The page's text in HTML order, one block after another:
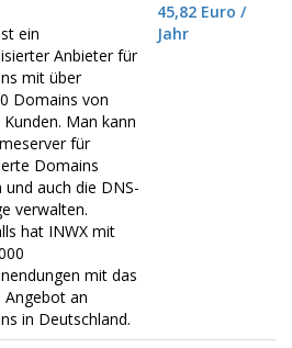
ein
Anbieter für
mit über
Domains von
Kunden. Man kann
für
Domains
und auch die DNS-
verwalten.
hat INWX mit
mit das
an
in Deutschland.
45,82 Euro /
Jahr